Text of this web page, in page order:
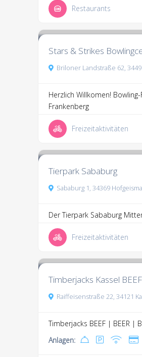
Restaurants
1,290.2
Stars & Strikes
Briloner Landstraße 62,
Herzlich Willkomen!
Frankenberg
Freizeitaktivitäten
3.4
Tierpark Sababurg
Sababurg 1, 34369
Der Tierpark Sababurg
Freizeitaktivitäten
3.6
Timberjacks Kassel
Raiffeisenstraße 22, 34121
Timberjacks BEEF | BEER |
Anlagen: